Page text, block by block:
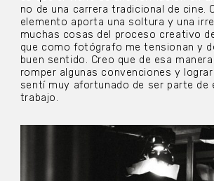
no de una carrera tradicional de cine.
elemento aporta una soltura y una
muchas cosas del proceso creativo
que como fotógrafo me tensionan y
buen sentido. Creo que de esa
romper algunas convenciones y
sentí muy afortunado de ser parte de
trabajo.